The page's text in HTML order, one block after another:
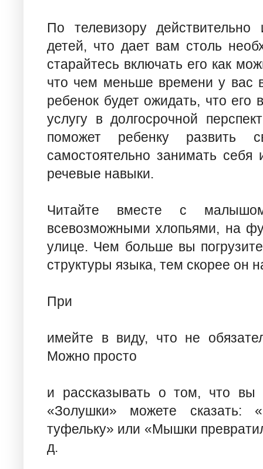
По телевизору
детей, что дает вам столь
старайтесь включать его как
что чем меньше времени у вас
ребенок будет ожидать, что
услугу в долгосрочной
поможет ребенку развить
самостоятельно занимать себя
речевые навыки.
Читайте вместе с
всевозможными хлопьями, на
улице. Чем больше вы
структуры языка, тем скорее он
При
имейте в виду, что не
Можно просто
и рассказывать о том, что вы
«Золушки» можете
туфельку» или «Мышки
д.